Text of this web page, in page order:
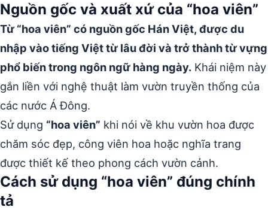
Nguồn gốc và xuất xứ của “hoa viên”
Từ “hoa viên” có nguồn gốc Hán Việt, được du
nhập vào tiếng Việt từ lâu đời và trở thành từ vựng
phổ biến trong ngôn ngữ hàng ngày. Khái niệm này
gắn liền với nghệ thuật làm vườn truyền thống của
các nước Á Đông.
Sử dụng “hoa viên” khi nói về khu vườn hoa được
chăm sóc đẹp, công viên hoa hoặc nghĩa trang
được thiết kế theo phong cách vườn cảnh.
Cách sử dụng “hoa viên” đúng chính
tả